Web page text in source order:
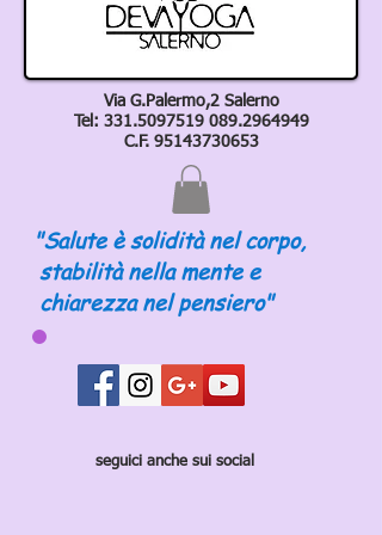
Via G.Palermo,2 Salerno
Tel: 331.5097519 089.2964949
C.F. 95143730653
"Salute è solidità nel corpo,
stabilità nella mente e
chiarezza nel pensiero"
seguici anche sui social